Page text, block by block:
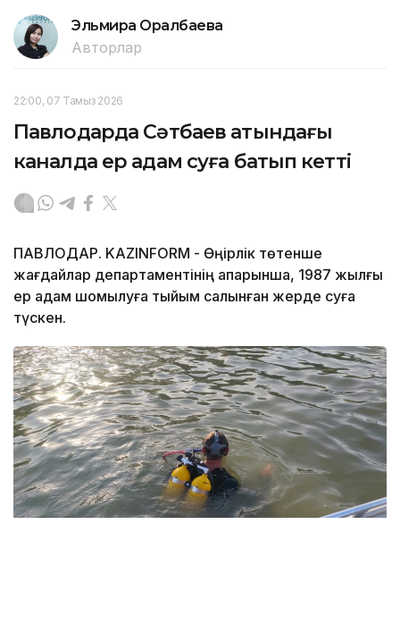
Эльмира Оралбаева
Авторлар
22:00, 07 Тамыз 2026
Павлодарда Сәтбаев атындағы
каналда ер адам суға батып кетті
ПАВЛОДАР. KAZINFORM - Өңірлік төтенше
жағдайлар департаментінің ақпарынша, 1987 жылғы
ер адам шомылуға тыйым салынған жерде суға
түскен.